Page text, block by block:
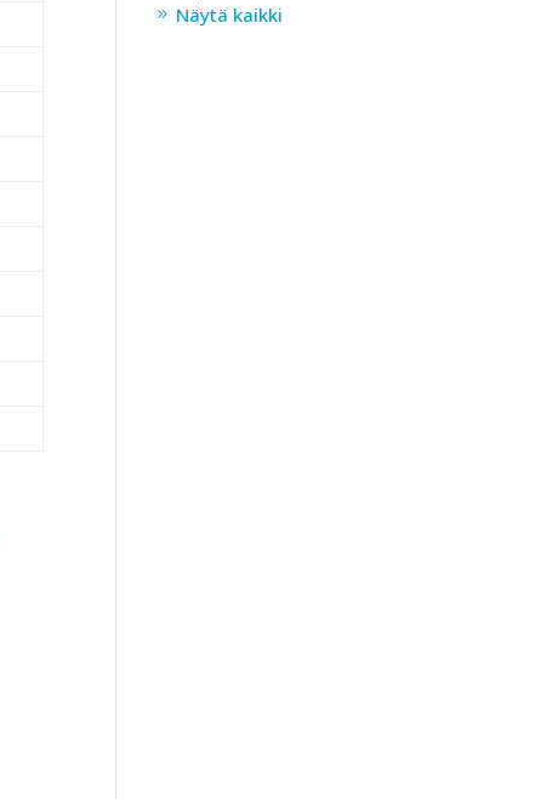
Näytä kaikki